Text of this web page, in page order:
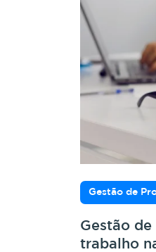
Gestão de
Gestão
trabalho